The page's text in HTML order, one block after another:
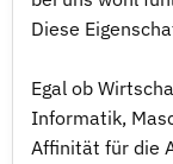
Diese
Egal ob
Informatik,
Affinität für die